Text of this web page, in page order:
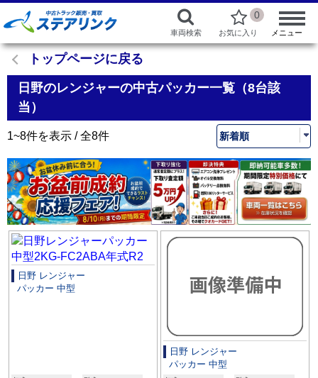
車両検索
0
お気に入り メニュー
トップページに戻る
日野のレンジャーの中古パッカー一覧（8台該
当）
1~8件を表示 / 全8件
日野 レンジャー
パッカー 中型
日野 レンジャー
パッカー 中型